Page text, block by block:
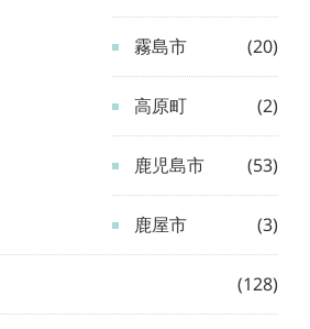
霧島市 (20)
高原町 (2)
鹿児島市 (53)
鹿屋市 (3)
(128)